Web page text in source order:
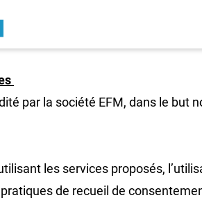
par la société EFM, dans le
les services proposés,
de recueil de